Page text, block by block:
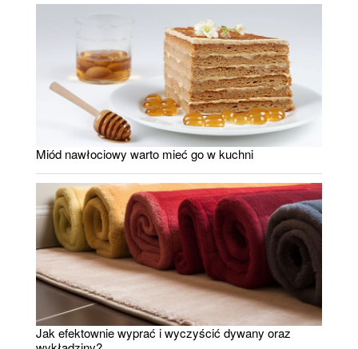
Miód nawłociowy warto mieć go w kuchni
Jak efektownie wyprać i wyczyścić dywany oraz